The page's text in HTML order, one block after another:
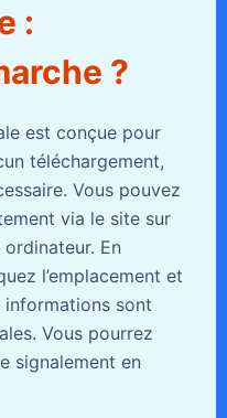
:
?
est conçue pour
téléchargement,
Vous pouvez
via le site sur
En
l’emplacement et
informations sont
Vous pourrez
signalement en